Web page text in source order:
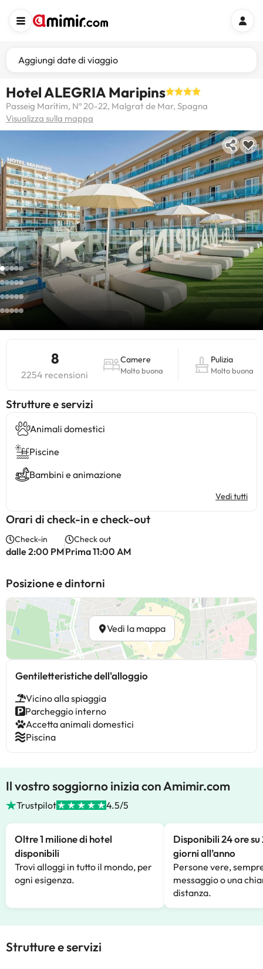
Aggiungi date di viaggio
Hotel ALEGRIA Maripins
Passeig Marítim, Nº 20-22, Malgrat de Mar, Spagna
Visualizza sulla mappa
8
2254 recensioni
Camere
Molto buona
Pulizia
Molto buona
​Strutture e servizi
Animali domestici
Piscine
Bambini e animazione
Vedi tutti
Orari di check-in e check-out
Check-in
dalle 2:00 PM
Check out
Prima 11:00 AM
Posizione e dintorni
Vedi la mappa
Gentiletteristiche dell'alloggio
Vicino alla spiaggia
Parcheggio interno
Accetta animali domestici
Piscina
Il vostro soggiorno inizia con Amimir.com
Trustpilot 4.5/5
Oltre 1 milione di hotel
disponibili
Trovi alloggi in tutto il mondo, per
ogni esigenza.
Disponibili 24 ore su
giorni all’anno
Persone vere,
messaggio o una
distanza.
Strutture e servizi